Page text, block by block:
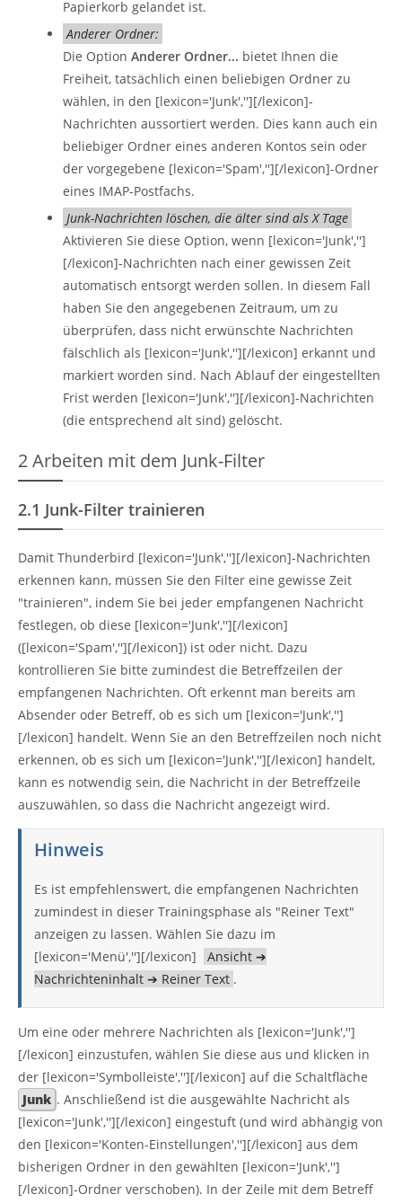
Papierkorb gelandet ist.
Anderer Ordner:
Die Option Anderer Ordner... bietet Ihnen die
Freiheit, tatsächlich einen beliebigen Ordner zu
wählen, in den [lexicon='Junk',''][/lexicon]-
Nachrichten aussortiert werden. Dies kann auch ein
beliebiger Ordner eines anderen Kontos sein oder
der vorgegebene [lexicon='Spam',''][/lexicon]-Ordner
eines IMAP-Postfachs.
Junk-Nachrichten löschen, die älter sind als X Tage
Aktivieren Sie diese Option, wenn [lexicon='Junk','']
[/lexicon]-Nachrichten nach einer gewissen Zeit
automatisch entsorgt werden sollen. In diesem Fall
haben Sie den angegebenen Zeitraum, um zu
überprüfen, dass nicht erwünschte Nachrichten
fälschlich als [lexicon='Junk',''][/lexicon] erkannt und
markiert worden sind. Nach Ablauf der eingestellten
Frist werden [lexicon='Junk',''][/lexicon]-Nachrichten
(die entsprechend alt sind) gelöscht.
2Arbeiten mit dem Junk-Filter
2.1 Junk-Filter trainieren
Damit Thunderbird [lexicon='Junk',''][/lexicon]-Nachrichten
erkennen kann, müssen Sie den Filter eine gewisse Zeit
"trainieren", indem Sie bei jeder empfangenen Nachricht
festlegen, ob diese [lexicon='Junk',''][/lexicon]
([lexicon='Spam',''][/lexicon]) ist oder nicht. Dazu
kontrollieren Sie bitte zumindest die Betreffzeilen der
empfangenen Nachrichten. Oft erkennt man bereits am
Absender oder Betreff, ob es sich um [lexicon='Junk','']
[/lexicon] handelt. Wenn Sie an den Betreffzeilen noch nicht
erkennen, ob es sich um [lexicon='Junk',''][/lexicon] handelt,
kann es notwendig sein, die Nachricht in der Betreffzeile
auszuwählen, so dass die Nachricht angezeigt wird.
Hinweis
Es ist empfehlenswert, die empfangenen Nachrichten
zumindest in dieser Trainingsphase als "Reiner Text"
anzeigen zu lassen. Wählen Sie dazu im
[lexicon='Menü',''][/lexicon]
Ansicht ➔
Nachrichteninhalt ➔ Reiner Text .
Um eine oder mehrere Nachrichten als [lexicon='Junk','']
[/lexicon] einzustufen, wählen Sie diese aus und klicken in
der [lexicon='Symbolleiste',''][/lexicon] auf die Schaltfläche
Junk . Anschließend ist die ausgewählte Nachricht als
[lexicon='Junk',''][/lexicon] eingestuft (und wird abhängig von
den [lexicon='Konten-Einstellungen',''][/lexicon] aus dem
bisherigen Ordner in den gewählten [lexicon='Junk','']
[/lexicon]-Ordner verschoben). In der Zeile mit dem Betreff